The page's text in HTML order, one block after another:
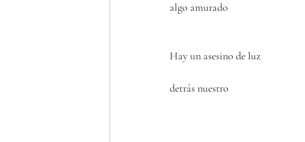
algo amurado
Hay un asesino de luz
detrás nuestro